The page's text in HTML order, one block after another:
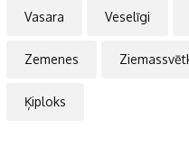
Vasara Veselīgi
Zemenes
Ķiploks